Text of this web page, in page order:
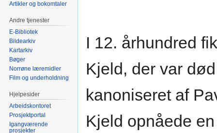
I 12. århundred
Kjeld, der var
kanoniseret af
Kjeld opnåede
Artikler og bokomtaler
Andre tjenester
E-Bibliotek
Bildearkiv
Kartarkiv
Bøger
Norrøne læremidler
Film og underholdning
Hjelpesider
Arbeidskontoret
Prosjektportal
Igangværende
prosjekter